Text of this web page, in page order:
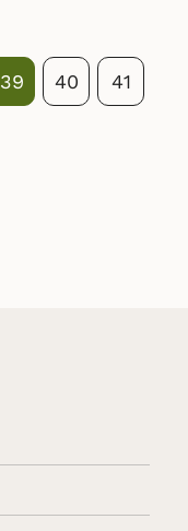
Page
39 Page
40 Page
41